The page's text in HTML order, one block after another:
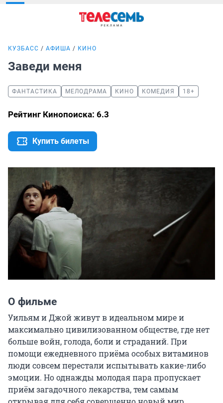
КУЗБАСС АФИША КИНО
Заведи меня
ФАНТАСТИКА МЕЛОДРАМА КИНО КОМЕДИЯ 18+
Рейтинг Кинопоиска: 6.3
Купить билеты
О фильме
Уильям и Джой живут в идеальном мире и
максимально цивилизованном обществе, где нет
больше войн, голода, боли и страданий. При
помощи ежедневного приёма особых витаминов
люди совсем перестали испытывать какие-либо
эмоции. Но однажды молодая пара пропускает
приём загадочного лекарства, тем самым